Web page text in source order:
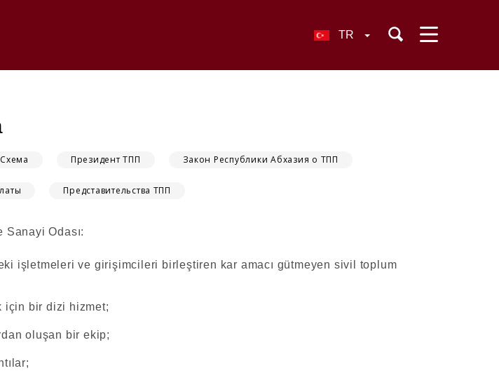
TR
Президент ТПП Закон Республики Абхазия о ТПП
Представительства ТПП
Odası:
işletmeleri ve girişimcileri birleştiren kar amacı gütmeyen sivil toplum
için bir dizi hizmet;
oluşan bir ekip;